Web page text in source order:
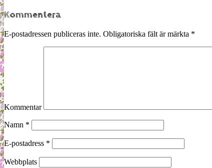
Kommentera
E-postadressen publiceras inte. Obligatoriska fält är märkta *
Kommentar
Namn *
E-postadress *
Webbplats